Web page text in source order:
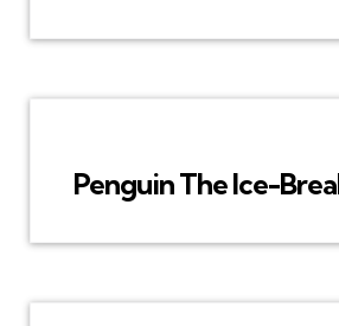
Penguin The Ice-